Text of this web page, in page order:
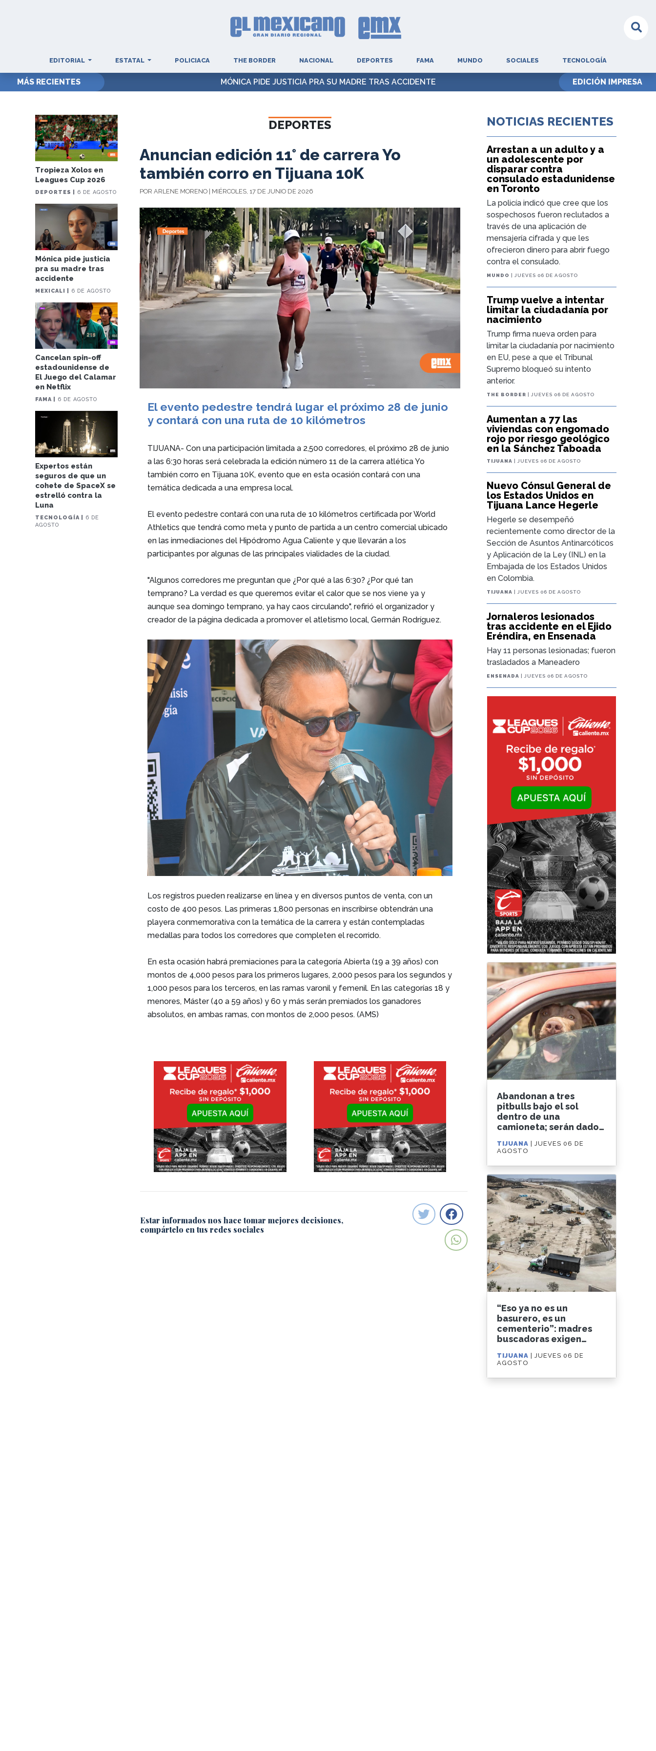
EDITORIAL ESTATAL POLICIACA THE BORDER NACIONAL DEPORTES FAMA MUNDO SOCIALES TECNOLOGÍA
MÁS RECIENTES MÓNICA PIDE JUSTICIA PRA SU MADRE TRAS ACCIDENTE EDICIÓN IMPRESA
Tropieza Xolos en
Leagues Cup 2026
DEPORTES | 6 DE AGOSTO
Mónica pide justicia
pra su madre tras
accidente
MEXICALI | 6 DE AGOSTO
Cancelan spin-off
estadounidense de
El Juego del Calamar
en Netflix
FAMA | 6 DE AGOSTO
Expertos están
seguros de que un
cohete de SpaceX se
estrelló contra la
Luna
TECNOLOGÍA |
6 DE
AGOSTO
DEPORTES
Anuncian edición 11° de carrera Yo
también corro en Tijuana 10K
POR ARLENE MORENO | MIÉRCOLES, 17 DE JUNIO DE 2026
El evento pedestre tendrá lugar el próximo 28 de junio
y contará con una ruta de 10 kilómetros
TIJUANA- Con una participación limitada a 2,500 corredores, el próximo 28 de junio
a las 6:30 horas será celebrada la edición número 11 de la carrera atlética Yo
también corro en Tijuana 10K, evento que en esta ocasión contará con una
temática dedicada a una empresa local.
El evento pedestre contará con una ruta de 10 kilómetros certificada por World
Athletics que tendrá como meta y punto de partida a un centro comercial ubicado
en las inmediaciones del Hipódromo Agua Caliente y que llevarán a los
participantes por algunas de las principales vialidades de la ciudad.
"Algunos corredores me preguntan que ¿Por qué a las 6:30? ¿Por qué tan
temprano? La verdad es que queremos evitar el calor que se nos viene ya y
aunque sea domingo temprano, ya hay caos circulando", refirió el organizador y
creador de la página dedicada a promover el atletismo local, Germán Rodríguez.
Los registros pueden realizarse en línea y en diversos puntos de venta, con un
costo de 400 pesos. Las primeras 1,800 personas en inscribirse obtendrán una
playera conmemorativa con la temática de la carrera y están contempladas
medallas para todos los corredores que completen el recorrido.
En esta ocasión habrá premiaciones para la categoría Abierta (19 a 39 años) con
montos de 4,000 pesos para los primeros lugares, 2,000 pesos para los segundos y
1,000 pesos para los terceros, en las ramas varonil y femenil. En las categorías 18 y
menores, Máster (40 a 59 años) y 60 y más serán premiados los ganadores
absolutos, en ambas ramas, con montos de 2,000 pesos. (AMS)
Estar informados nos hace tomar mejores decisiones,
compártelo en tus redes sociales
NOTICIAS RECIENTES
Arrestan a un adulto y a
un adolescente por
disparar contra
consulado estadunidense
en Toronto
La policía indicó que cree que los
sospechosos fueron reclutados a
través de una aplicación de
mensajería cifrada y que les
ofrecieron dinero para abrir fuego
contra el consulado.
MUNDO | JUEVES 06 DE AGOSTO
Trump vuelve a intentar
limitar la ciudadanía por
nacimiento
Trump firma nueva orden para
limitar la ciudadanía por nacimiento
en EU, pese a que el Tribunal
Supremo bloqueó su intento
anterior.
THE BORDER | JUEVES 06 DE AGOSTO
Aumentan a 77 las
viviendas con engomado
rojo por riesgo geológico
en la Sánchez Taboada
TIJUANA | JUEVES 06 DE AGOSTO
Nuevo Cónsul General de
los Estados Unidos en
Tijuana Lance Hegerle
Hegerle se desempeñó
recientemente como director de la
Sección de Asuntos Antinarcóticos
y Aplicación de la Ley (INL) en la
Embajada de los Estados Unidos
en Colombia.
TIJUANA | JUEVES 06 DE AGOSTO
Jornaleros lesionados
tras accidente en el Ejido
Eréndira, en Ensenada
Hay 11 personas lesionadas; fueron
trasladados a Maneadero
ENSENADA | JUEVES 06 DE AGOSTO
Abandonan a tres
pitbulls bajo el sol
dentro de una
camioneta; serán dados
TIJUANA
| JUEVES 06 DE
AGOSTO
“Eso ya no es un
basurero, es un
cementerio”: madres
buscadoras exigen
sanitario de GEN
TIJUANA
| JUEVES 06 DE
AGOSTO